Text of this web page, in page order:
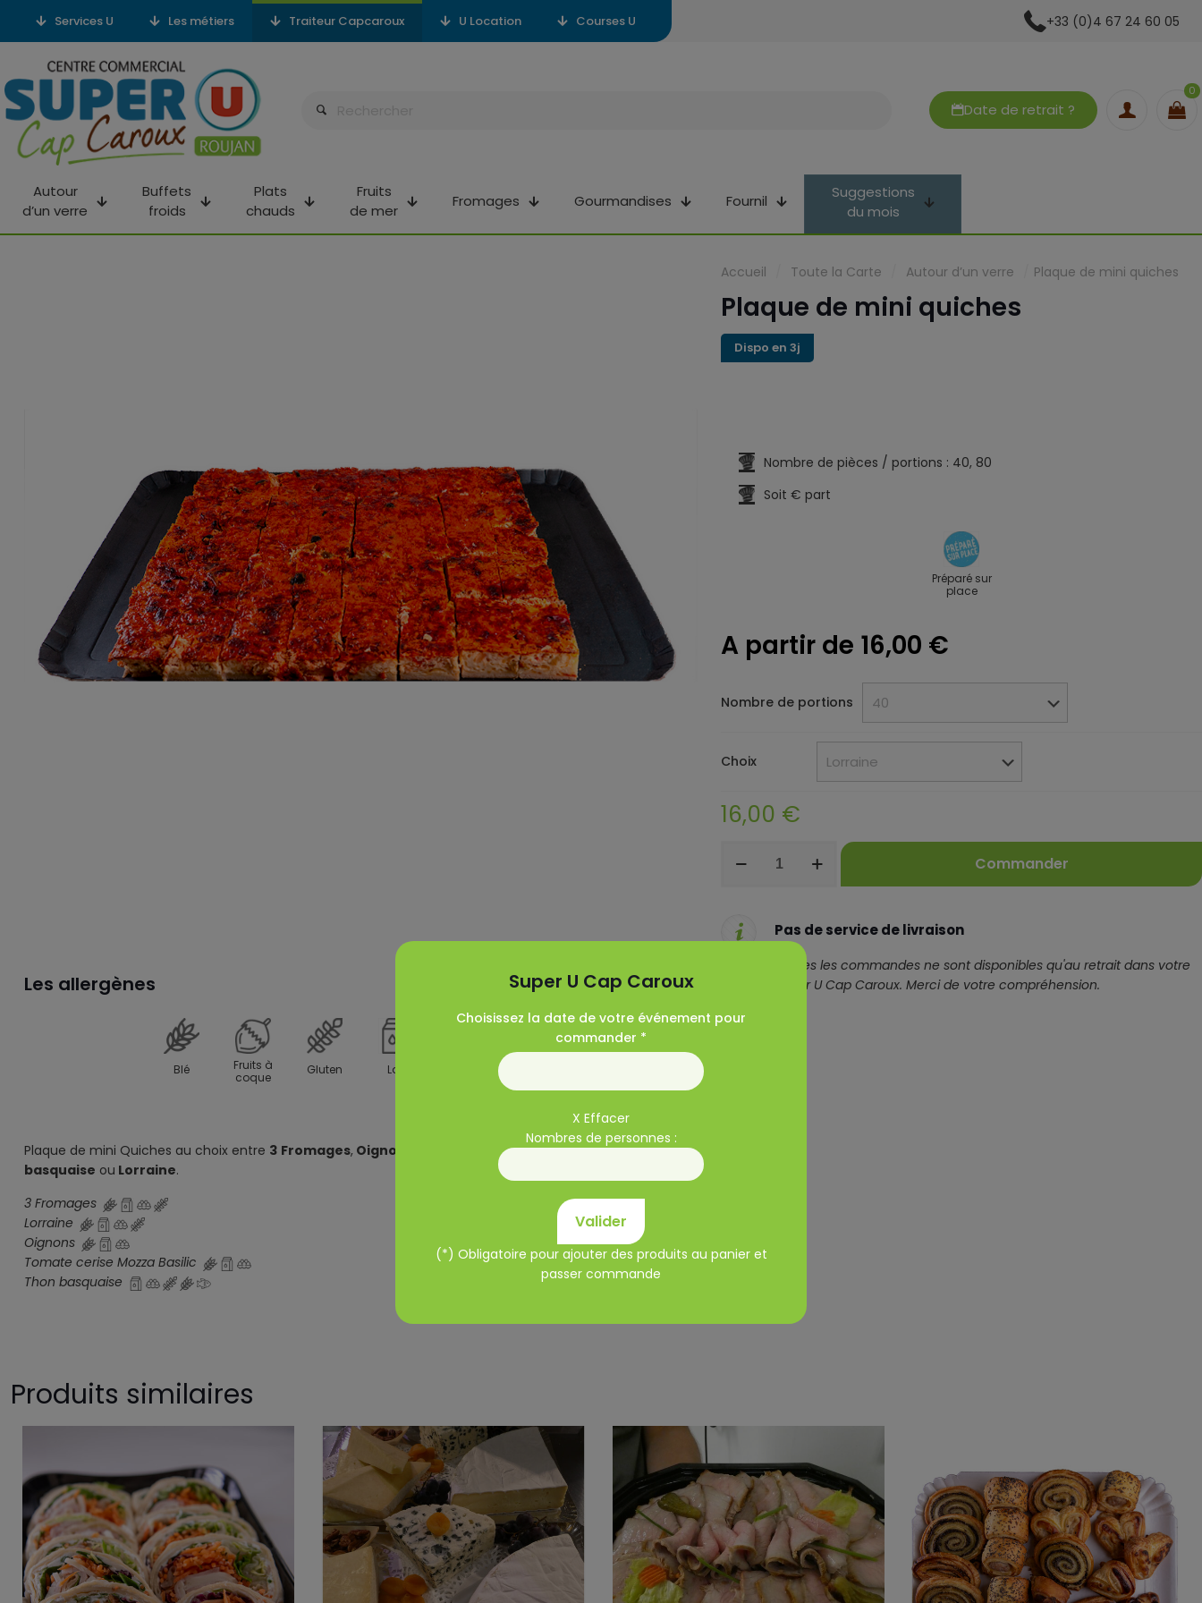
Services U Les métiers Traiteur Capcaroux U Location Courses U +33 (0)4 67 24 60 05
Date de retrait ?
0
Autour
d’un verre
Buffets
froids
Plats
chauds
Fruits
de mer
Fromages Gourmandises Fournil
Suggestions
du mois
Les allergènes
Blé
Fruits à
coque
Gluten Lait
Plaque de mini Quiches au choix entre 3 Fromages, Oignons, Tomate cerise Mozza basilic, Thon
basquaise ou Lorraine.
3 Fromages
Lorraine
Oignons
Tomate cerise Mozza Basilic
Thon basquaise
Accueil Toute la Carte Autour d’un verre Plaque de mini quiches
Plaque de mini quiches
Dispo en 3j
Nombre de pièces / portions : 40, 80
Soit € part
Préparé sur
place
A partir de 16,00 €
Nombre de portions
Choix
16,00 €
de
mini
Commander
Pas de service de livraison
Toutes les commandes ne sont disponibles qu'au retrait dans votre
Super U Cap Caroux. Merci de votre compréhension.
Produits similaires
Super U Cap Caroux
Choisissez la date de votre événement pour
commander *
X Effacer
Nombres de personnes :
Valider
(*) Obligatoire pour ajouter des produits au panier et
passer commande